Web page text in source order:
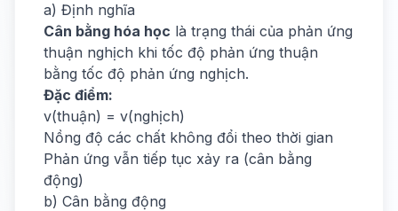
a) Định nghĩa
Cân bằng hóa học là trạng thái của phản ứng
thuận nghịch khi tốc độ phản ứng thuận
bằng tốc độ phản ứng nghịch.
Đặc điểm:
v(thuận) = v(nghịch)
Nồng độ các chất không đổi theo thời gian
Phản ứng vẫn tiếp tục xảy ra (cân bằng
động)
b) Cân bằng động